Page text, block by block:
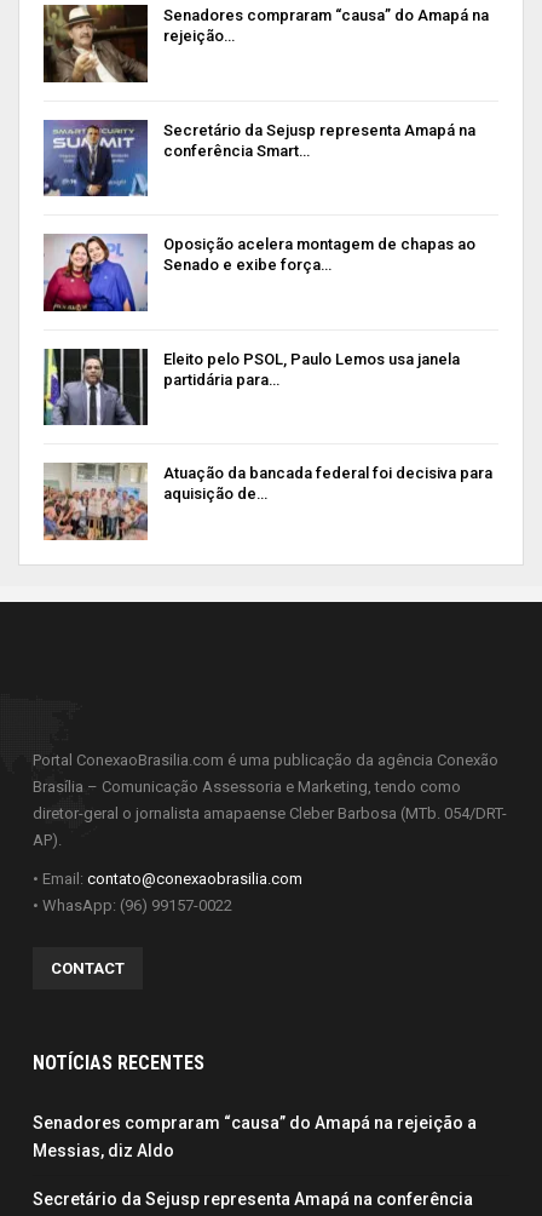
Senadores compraram “causa” do Amapá na
rejeição…
Secretário da Sejusp representa Amapá na
conferência Smart…
Oposição acelera montagem de chapas ao
Senado e exibe força…
Eleito pelo PSOL, Paulo Lemos usa janela
partidária para…
Atuação da bancada federal foi decisiva para
aquisição de…
Portal ConexaoBrasilia.com é uma publicação da agência Conexão
Brasília – Comunicação Assessoria e Marketing, tendo como
diretor-geral o jornalista amapaense Cleber Barbosa (MTb. 054/DRT-
AP).
• Email: contato@conexaobrasilia.com
• WhasApp: (96) 99157-0022
CONTACT
NOTÍCIAS RECENTES
Senadores compraram “causa” do Amapá na rejeição a
Messias, diz Aldo
Secretário da Sejusp representa Amapá na conferência